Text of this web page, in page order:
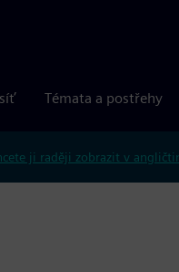
Témata a postřehy
ji raději zobrazit v